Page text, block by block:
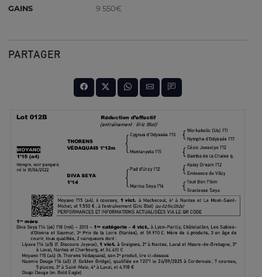
GAINS
9 550€
PARTAGER